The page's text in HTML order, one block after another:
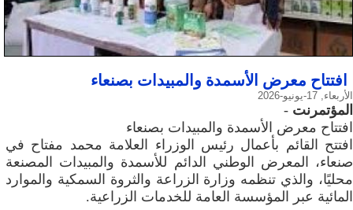
افتتاح معرض الأسمدة والمبيدات بصنعاء
الأربعاء, 17-يونيو-2026
المؤتمرنت -
افتتاح معرض الأسمدة والمبيدات بصنعاء
افتتح القائم بأعمال رئيس الوزراء العلامة محمد مفتاح في
صنعاء، المعرض الوطني الدائم للأسمدة والمبيدات المصنعة
محليًا، والذي تنظمه وزارة الزراعة والثروة السمكية والموارد
المائية عبر المؤسسة العامة للخدمات الزراعية.